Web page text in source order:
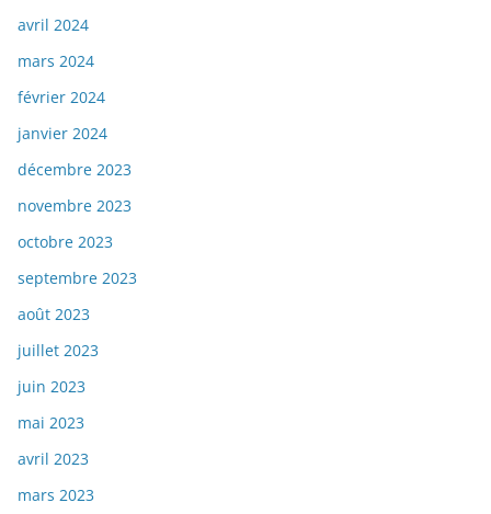
avril 2024
mars 2024
février 2024
janvier 2024
décembre 2023
novembre 2023
octobre 2023
septembre 2023
août 2023
juillet 2023
juin 2023
mai 2023
avril 2023
mars 2023